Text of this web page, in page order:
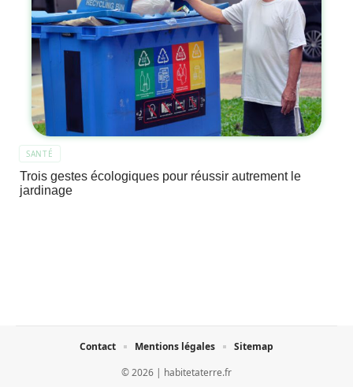
SANTÉ
Trois gestes écologiques pour réussir autrement le
jardinage
© 2026 | habitetaterre.fr
Contact Mentions légales Sitemap